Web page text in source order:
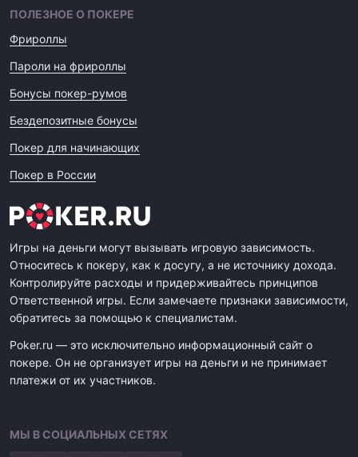
ПОЛЕЗНОЕ О ПОКЕРЕ
Фрироллы
Пароли на фрироллы
Бонусы покер-румов
Бездепозитные бонусы
Покер для начинающих
Покер в России
Игры на деньги могут вызывать игровую зависимость.
Относитесь к покеру, как к досугу, а не источнику дохода.
Контролируйте расходы и придерживайтесь принципов
Ответственной игры. Если замечаете признаки зависимости,
обратитесь за помощью к специалистам.
Poker.ru — это исключительно информационный сайт о
покере. Он не организует игры на деньги и не принимает
платежи от их участников.
МЫ В СОЦИАЛЬНЫХ СЕТЯХ